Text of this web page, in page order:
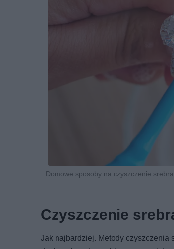
Domowe sposoby na czyszczenie
Czyszczenie
Jak najbardziej. Metody czyszczenia